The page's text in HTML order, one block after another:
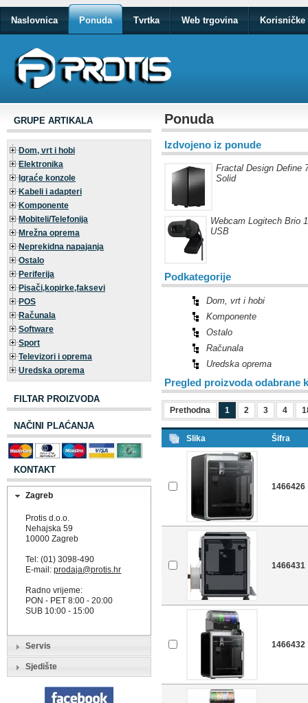
Naslovnica Ponuda Tvrtka Web trgovina Korisničke
GRUPE ARTIKALA
Dom, vrt i hobi
Elektronika
Igraće konzole
Kabeli i adapteri
Komponente
Mobiteli/Telefonija
Mrežna oprema
Neprekidna napajanja
Ostalo
Periferija
Pisači,kopirke,faksevi
POS
Računala
Software
Sport
Televizori i oprema
Uredska oprema
FILTAR PROIZVODA
NAČINI PLAĆANJA
KONTAKT
Zagreb
Protis d.o.o.
Nehajska 59
10000 Zagreb
Tel: (01) 3098-490
E-mail:prodaja@protis.hr
Radno vrijeme:
PON - PET 8:00 - 20:00
SUB 10:00 - 15:00
Servis
Sjedište
Ponuda
Izdvojeno iz ponude
Fractal Design Define
Solid
Webcam Logitech Brio
USB
Podkategorije
Dom, vrt i hobi
Komponente
Ostalo
Računala
Uredska oprema
Pregled proizvoda odabrane
Prethodna 1 2 3 4
Slika Šifra
1466426
1466431
1466432